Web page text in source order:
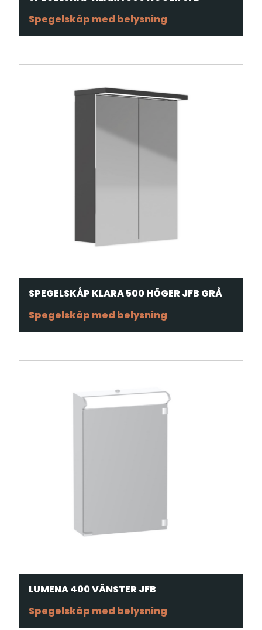
Spegelskåp med belysning
SPEGELSKÅP KLARA 500 HÖGER JFB GRÅ
Spegelskåp med belysning
LUMENA 400 VÄNSTER JFB
Spegelskåp med belysning